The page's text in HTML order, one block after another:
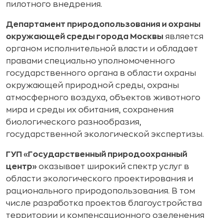
пилотного внедрения.
Департамент природопользования и охраны
окружающей среды города Москвы является
органом исполнительной власти и обладает
правами специально уполномоченного
государственного органа в области охраны
окружающей природной среды, охраны
атмосферного воздуха, объектов животного
мира и среды их обитания, сохранения
биологического разнообразия,
государственной экологической экспертизы.
ГУП «Государственный природоохранный
центр» оказывает широкий спектр услуг в
области экологического проектирования и
рационального природопользования. В том
числе разработка проектов благоустройства
территории и компенсационного озеленения